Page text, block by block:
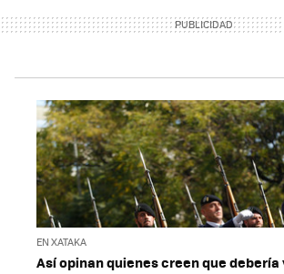
EN XATAKA
Así opinan quienes creen que